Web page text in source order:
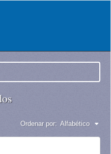
Ordenar por: Alfabético